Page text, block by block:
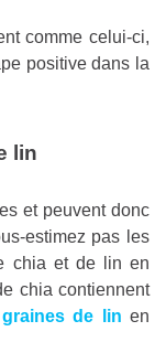
comme celui-ci,
positive dans la
lin
et peuvent donc
estimez pas les
chia et de lin en
chia contiennent
graines de lin en